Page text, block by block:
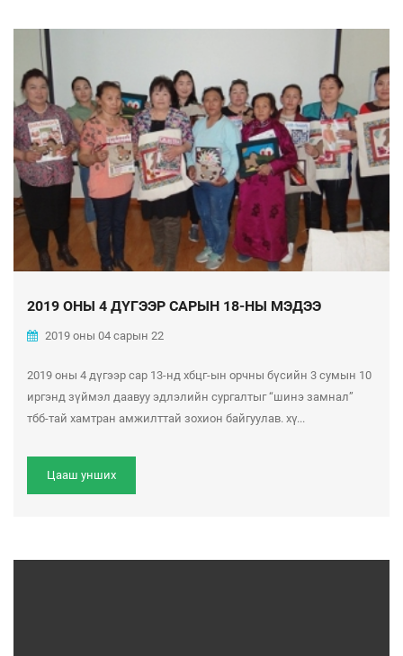
2019 ОНЫ 4 ДҮГЭЭР САРЫН 18-НЫ МЭДЭЭ
2019 оны 04 сарын 22
2019 оны 4 дүгээр сар 13-нд хбцг-ын орчны бүсийн 3 сумын 10
иргэнд зүймэл даавуу эдлэлийн сургалтыг “шинэ замнал”
тбб-тай хамтран амжилттай зохион байгуулав. хү...
Цааш унших